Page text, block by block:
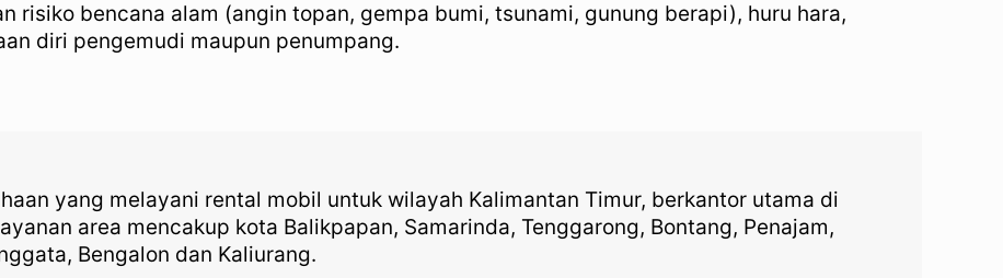
risiko bencana alam (angin topan, gempa bumi, tsunami, gunung berapi), huru hara,
diri pengemudi maupun penumpang.
yang melayani rental mobil untuk wilayah Kalimantan Timur, berkantor utama di
area mencakup kota Balikpapan, Samarinda, Tenggarong, Bontang, Penajam,
Bengalon dan Kaliurang.